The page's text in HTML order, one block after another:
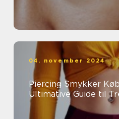
04. november 2024
Piercing Smykker
Ultimative Guide til